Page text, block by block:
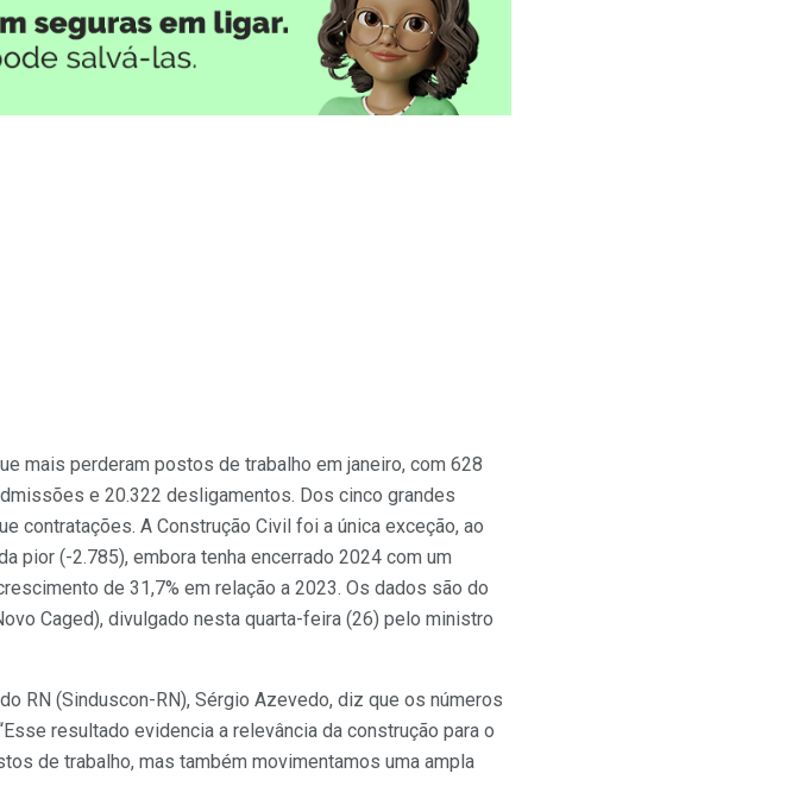
mais perderam postos de trabalho em janeiro, com 628
e 20.322 desligamentos. Dos cinco grandes
contratações. A Construção Civil foi a única exceção, ao
pior (-2.785), embora tenha encerrado 2024 com um
de 31,7% em relação a 2023. Os dados são do
Caged), divulgado nesta quarta-feira (26) pelo ministro
RN (Sinduscon-RN), Sérgio Azevedo, diz que os números
resultado evidencia a relevância da construção para o
de trabalho, mas também movimentamos uma ampla